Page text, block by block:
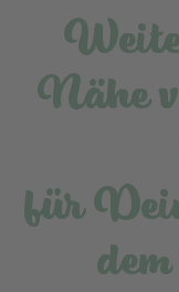
Nähe
für